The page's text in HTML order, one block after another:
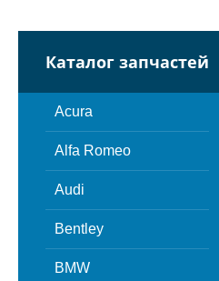
Каталог запчастей
Acura
Alfa Romeo
Audi
Bentley
BMW